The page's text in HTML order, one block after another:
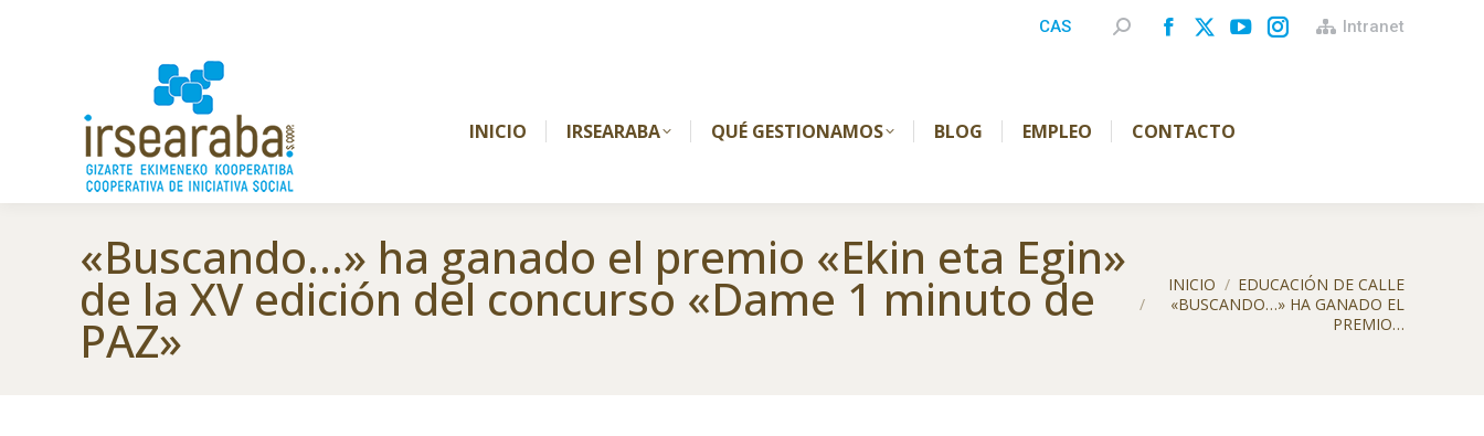
CAS Buscar:
Facebook
in
X
in
YouTube
Instagram
Intranet
INICIO IRSEARABA QUÉ GESTIONAMOS BLOG EMPLEO CONTACTO
«Buscando…» ha ganado el premio «Ekin eta Egin»
de la XV edición del concurso «Dame 1 minuto de
PAZ»
Estás aquí:
INICIO
EDUCACIÓN DE CALLE
«BUSCANDO…» HA GANADO EL
PREMIO…